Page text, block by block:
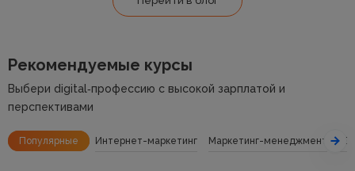
Рекомендуемые курсы
Выбери digital‑профессию с высокой зарплатой и
перспективами
Популярные Интернет-маркетинг Маркетинг-менеджмент